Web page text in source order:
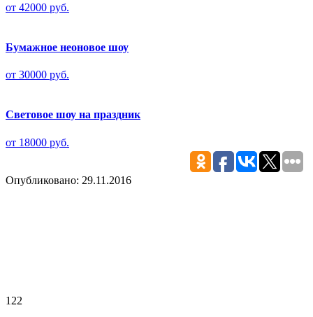
от 42000 руб.
Бумажное неоновое шоу
от 30000 руб.
Световое шоу на праздник
от 18000 руб.
Опубликовано: 29.11.2016
122